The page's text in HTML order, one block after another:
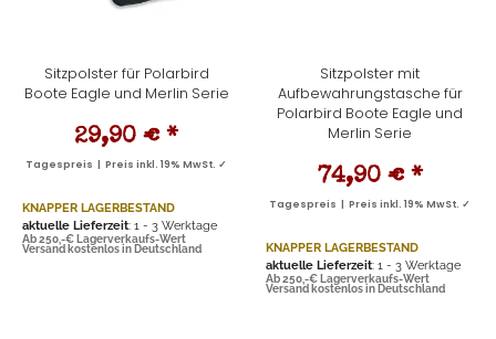
Sitzpolster für Polarbird
Boote Eagle und Merlin Serie
29,90 € *
Tagespreis | Preis inkl. 19% MwSt. ✓
KNAPPER LAGERBESTAND
aktuelle Lieferzeit: 1 - 3 Werktage
Ab 250,-€ Lagerverkaufs-Wert
Versand kostenlos in Deutschland
Sitzpolster mit
Aufbewahrungstasche für
Polarbird Boote Eagle und
Merlin Serie
74,90 € *
Tagespreis | Preis inkl. 19% MwSt. ✓
KNAPPER LAGERBESTAND
aktuelle Lieferzeit: 1 - 3 Werktage
Ab 250,-€ Lagerverkaufs-Wert
Versand kostenlos in Deutschland